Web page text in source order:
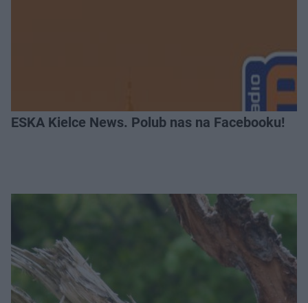
ESKA Kielce News. Polub nas na Facebooku!